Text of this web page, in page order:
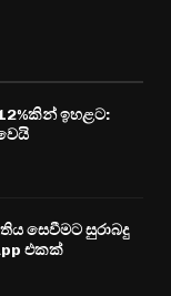
12%කින් ඉහළට:
සෙවීමට සුරාබදු
එකක්